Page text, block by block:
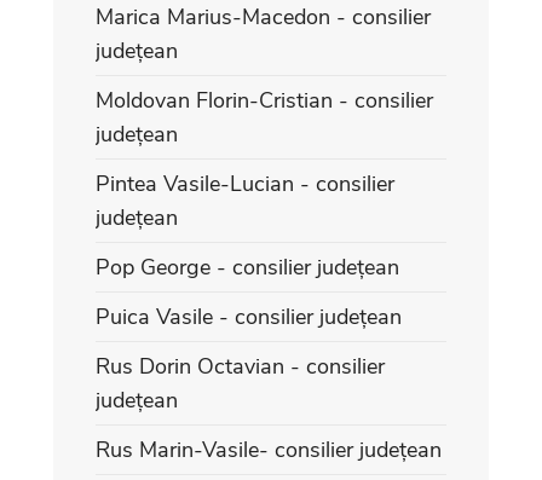
Marica Marius-Macedon - consilier
județean
Moldovan Florin-Cristian - consilier
județean
Pintea Vasile-Lucian - consilier
județean
Pop George - consilier județean
Puica Vasile - consilier județean
Rus Dorin Octavian - consilier
județean
Rus Marin-Vasile- consilier județean